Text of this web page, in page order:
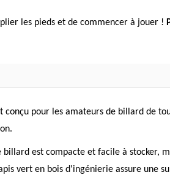
les pieds et de commencer à jouer !
conçu pour les amateurs de billard de
est compacte et facile à
vert en bois d'ingénierie assure une